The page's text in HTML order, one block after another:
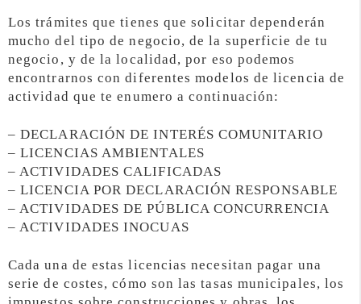
Los trámites que tienes que solicitar dependerán
mucho del tipo de negocio, de la superficie de tu
negocio, y de la localidad, por eso podemos
encontrarnos con diferentes modelos de licencia de
actividad que te enumero a continuación:
– DECLARACIÓN DE INTERÉS COMUNITARIO
– LICENCIAS AMBIENTALES
– ACTIVIDADES CALIFICADAS
– LICENCIA POR DECLARACIÓN RESPONSABLE
– ACTIVIDADES DE PÚBLICA CONCURRENCIA
– ACTIVIDADES INOCUAS
Cada una de estas licencias necesitan pagar una
serie de costes, cómo son las tasas municipales, los